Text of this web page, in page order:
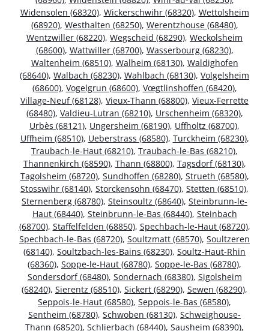
Widensolen (68320), Wickerschwihr (68320), Wettolsheim
(68920), Westhalten (68250), Werentzhouse (68480),
Wentzwiller (68220), Wegscheid (68290), Weckolsheim
(68600), Wattwiller (68700), Wasserbourg (68230),
Waltenheim (68510), Walheim (68130), Waldighofen
(68640), Walbach (68230), Wahlbach (68130), Volgelsheim
(68600), Vogelgrun (68600), Vœgtlinshoffen (68420),
Village-Neuf (68128), Vieux-Thann (68800), Vieux-Ferrette
(68480), Valdieu-Lutran (68210), Urschenheim (68320),
Urbès (68121), Ungersheim (68190), Uffholtz (68700),
Uffheim (68510), Ueberstrass (68580), Turckheim (68230),
Traubach-le-Haut (68210), Traubach-le-Bas (68210),
Thannenkirch (68590), Thann (68800), Tagsdorf (68130),
Tagolsheim (68720), Sundhoffen (68280), Strueth (68580),
Stosswihr (68140), Storckensohn (68470), Stetten (68510),
Sternenberg (68780), Steinsoultz (68640), Steinbrunn-le-
Haut (68440), Steinbrunn-le-Bas (68440), Steinbach
(68700), Staffelfelden (68850), Spechbach-le-Haut (68720),
Spechbach-le-Bas (68720), Soultzmatt (68570), Soultzeren
(68140), Soultzbach-les-Bains (68230), Soultz-Haut-Rhin
(68360), Soppe-le-Haut (68780), Soppe-le-Bas (68780),
Sondersdorf (68480), Sondernach (68380), Sigolsheim
(68240), Sierentz (68510), Sickert (68290), Sewen (68290),
Seppois-le-Haut (68580), Seppois-le-Bas (68580),
Sentheim (68780), Schwoben (68130), Schweighouse-
Thann (68520), Schlierbach (68440), Sausheim (68390),